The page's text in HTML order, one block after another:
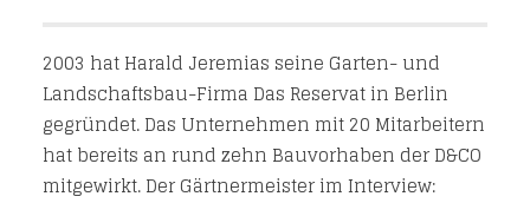
2003 hat Harald Jeremias seine Garten- und
Landschaftsbau-Firma Das Reservat in Berlin
gegründet. Das Unternehmen mit 20 Mitarbeitern
hat bereits an rund zehn Bauvorhaben der D&CO
mitgewirkt. Der Gärtnermeister im Interview: